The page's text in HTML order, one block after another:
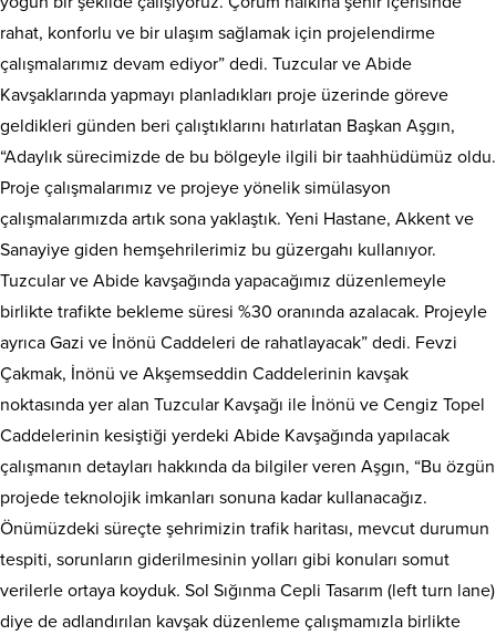
rahat, konforlu ve bir ulaşım sağlamak için projelendirme
çalışmalarımız devam ediyor” dedi. Tuzcular ve Abide
Kavşaklarında yapmayı planladıkları proje üzerinde göreve
geldikleri günden beri çalıştıklarını hatırlatan Başkan Aşgın,
“Adaylık sürecimizde de bu bölgeyle ilgili bir taahhüdümüz oldu.
Proje çalışmalarımız ve projeye yönelik simülasyon
çalışmalarımızda artık sona yaklaştık. Yeni Hastane, Akkent ve
Sanayiye giden hemşehrilerimiz bu güzergahı kullanıyor.
Tuzcular ve Abide kavşağında yapacağımız düzenlemeyle
birlikte trafikte bekleme süresi %30 oranında azalacak. Projeyle
ayrıca Gazi ve İnönü Caddeleri de rahatlayacak” dedi. Fevzi
Çakmak, İnönü ve Akşemseddin Caddelerinin kavşak
noktasında yer alan Tuzcular Kavşağı ile İnönü ve Cengiz Topel
Caddelerinin kesiştiği yerdeki Abide Kavşağında yapılacak
çalışmanın detayları hakkında da bilgiler veren Aşgın, “Bu özgün
projede teknolojik imkanları sonuna kadar kullanacağız.
Önümüzdeki süreçte şehrimizin trafik haritası, mevcut durumun
tespiti, sorunların giderilmesinin yolları gibi konuları somut
verilerle ortaya koyduk. Sol Sığınma Cepli Tasarım (left turn lane)
diye de adlandırılan kavşak düzenleme çalışmamızla birlikte